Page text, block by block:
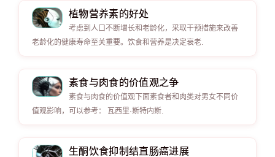
植物营养素的好处
考虑到人口不断增长和老龄化，采取干预措施来改善
老龄化的健康寿命至关重要。饮食和营养是决定衰老.
素食与肉食的价值观之争
素食与肉食的价值观下面素食者和肉类对男女不同价
值观影响，可以参考： 瓦西里·斯特内斯.
生酮饮食抑制结直肠癌进展